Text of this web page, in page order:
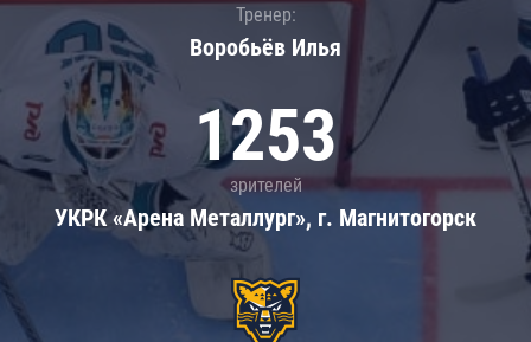
Тренер:
Воробьёв Илья
1253
зрителей
УКРК «Арена Металлург», г. Магнитогорск